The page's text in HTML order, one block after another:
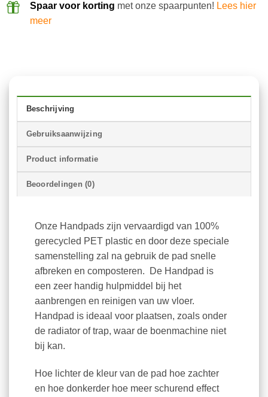
Spaar voor korting met onze spaarpunten! Lees hier
meer
Beschrijving
Gebruiksaanwijzing
Product informatie
Beoordelingen (0)
Onze Handpads zijn vervaardigd van 100%
gerecycled PET plastic en door deze speciale
samenstelling zal na gebruik de pad snelle
afbreken en composteren. De Handpad is
een zeer handig hulpmiddel bij het
aanbrengen en reinigen van uw vloer.
Handpad is ideaal voor plaatsen, zoals onder
de radiator of trap, waar de boenmachine niet
bij kan.
Hoe lichter de kleur van de pad hoe zachter
en hoe donkerder hoe meer schurend effect